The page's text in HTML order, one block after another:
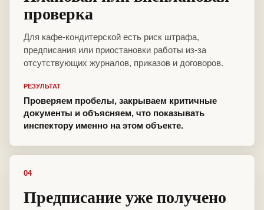
проверка
Для кафе-кондитерской есть риск штрафа,
предписания или приостановки работы из-за
отсутствующих журналов, приказов и договоров.
РЕЗУЛЬТАТ
Проверяем пробелы, закрываем критичные
документы и объясняем, что показывать
инспектору именно на этом объекте.
04
Предписание уже получено